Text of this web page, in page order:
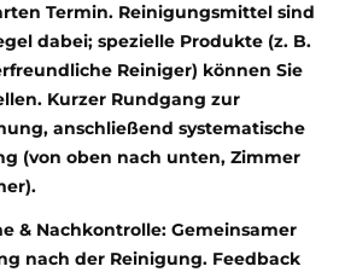
Termin. Reinigungsmittel sind
dabei; spezielle Produkte (z. B.
Reiniger) können Sie
Kurzer Rundgang zur
anschließend systematische
(von oben nach unten, Zimmer
& Nachkontrolle: Gemeinsamer
nach der Reinigung. Feedback